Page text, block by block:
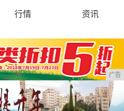
行情 资讯
广告